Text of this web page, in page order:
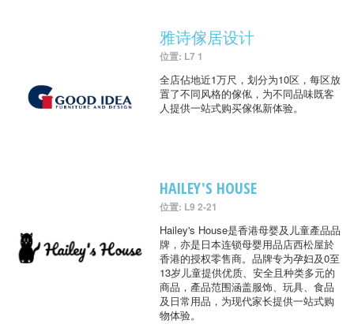
雅诗傢居设计
位置: L7 1
全店佔地近1万尺，划分为10区，每区放
置了不同风格的傢俬，为不同品味既客
人提供一站式购买傢俬新体验。
HAILEY'S HOUSE
位置: L9 2-21
Hailey's House是香港母婴及儿童產品品
牌，亦是日本连锁母婴用品店西松屋於
香港的授权零售商。品牌专为孕妇及0至
13岁儿童提供优质、安全且种类多元的
商品，產品范围涵盖服饰、玩具、食品
及日常用品，为现代家长提供一站式购
物体验。